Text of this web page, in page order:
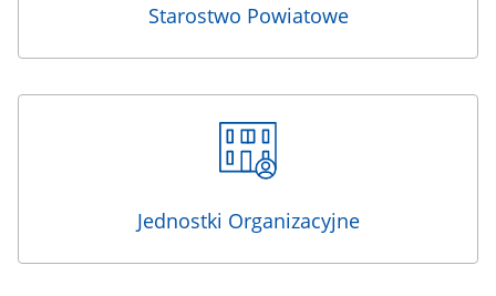
Starostwo Powiatowe
Jednostki Organizacyjne